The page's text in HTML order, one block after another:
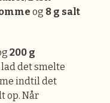
og 8 g salt
200 g
det smelte
indtil det
op. Når